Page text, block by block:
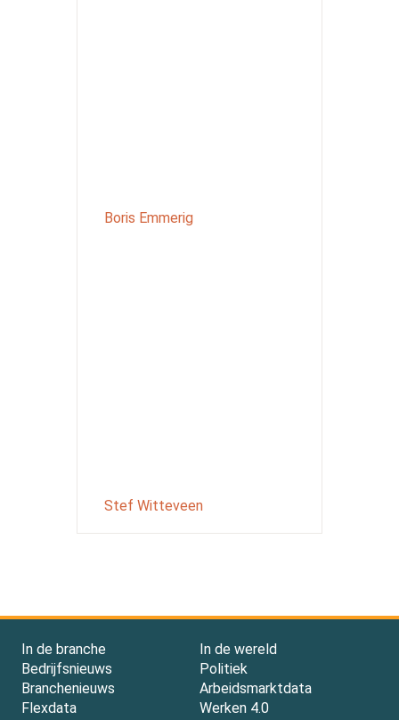
Boris Emmerig
Stef Witteveen
In de branche
Bedrijfsnieuws
Branchenieuws
Flexdata
In de wereld
Politiek
Arbeidsmarktdata
Werken 4.0